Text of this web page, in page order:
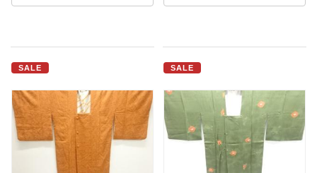
SALE SALE